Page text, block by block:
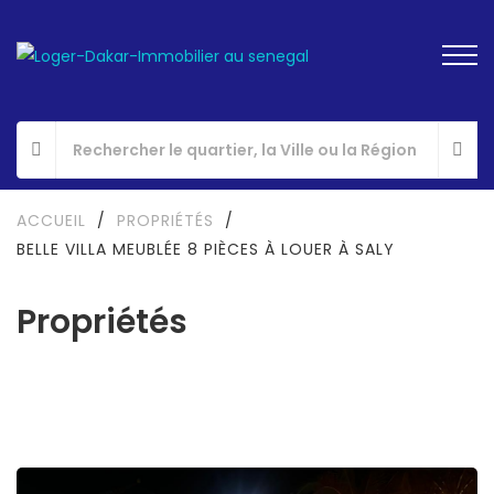
Propriétés
ACCUEIL / PROPRIÉTÉS
/
BELLE VILLA MEUBLÉE 8 PIÈCES À LOUER À SALY